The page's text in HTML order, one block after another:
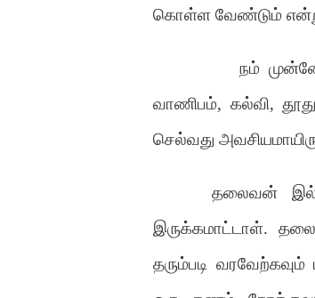
கொள்ள வேண்டும்
நம்
வாணிபம், கல்வி,
செல்வது
தலைவன்
இருக்கமாட்டாள்.
தரும்படி